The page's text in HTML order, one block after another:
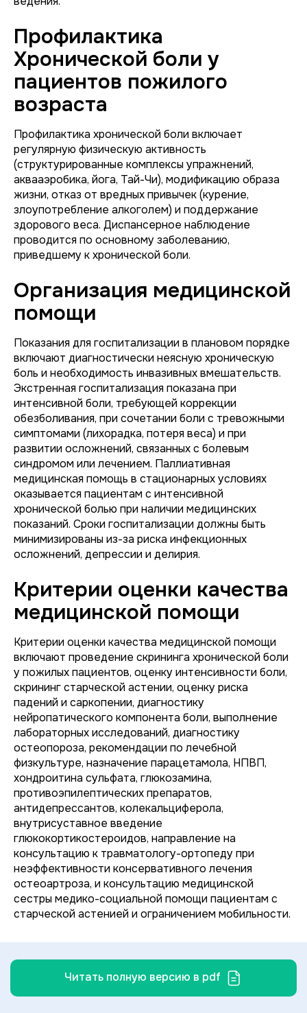
Профилактика
Хронической боли у
пациентов пожилого
возраста
Профилактика хронической боли включает
регулярную физическую активность
(структурированные комплексы упражнений,
аквааэробика, йога, Тай-Чи), модификацию образа
жизни, отказ от вредных привычек (курение,
злоупотребление алкоголем) и поддержание
здорового веса. Диспансерное наблюдение
проводится по основному заболеванию,
приведшему к хронической боли.
Организация медицинской
помощи
Показания для госпитализации в плановом порядке
включают диагностически неясную хроническую
боль и необходимость инвазивных вмешательств.
Экстренная госпитализация показана при
интенсивной боли, требующей коррекции
обезболивания, при сочетании боли с тревожными
симптомами (лихорадка, потеря веса) и при
развитии осложнений, связанных с болевым
синдромом или лечением. Паллиативная
медицинская помощь в стационарных условиях
оказывается пациентам с интенсивной
хронической болью при наличии медицинских
показаний. Сроки госпитализации должны быть
минимизированы из-за риска инфекционных
осложнений, депрессии и делирия.
Критерии оценки качества
медицинской помощи
Критерии оценки качества медицинской помощи
включают проведение скрининга хронической боли
у пожилых пациентов, оценку интенсивности боли,
скрининг старческой астении, оценку риска
падений и саркопении, диагностику
нейропатического компонента боли, выполнение
лабораторных исследований, диагностику
остеопороза, рекомендации по лечебной
физкультуре, назначение парацетамола, НПВП,
хондроитина сульфата, глюкозамина,
противоэпилептических препаратов,
антидепрессантов, колекальциферола,
внутрисуставное введение
глюкокортикостероидов, направление на
консультацию к травматологу-ортопеду при
неэффективности консервативного лечения
остеоартроза, и консультацию медицинской
сестры медико-социальной помощи пациентам с
старческой астенией и ограничением мобильности.
Читать полную версию в pdf